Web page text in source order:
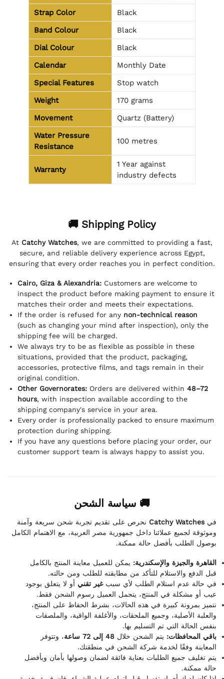
Strap Color
Black
Band Colour
Black
Dial Colour
Black
Calendar
Monthly Date
Special Features
Stop watch
Weight
170 grams
Movement
Quartz (Battery)
Water Pressure
Resistance
100 metres
Warranty
1 Year against
industry defects
🚚 Shipping Policy
At Catchy Watches, we are committed to providing a fast,
secure, and reliable delivery experience across Egypt,
ensuring that every order reaches you in perfect condition.
Cairo, Giza & Alexandria: Customers are welcome to
inspect the product before making payment to ensure it
matches their order and meets their expectations.
If the order is refused for any non-technical reason
(such as changing your mind after inspection), only the
shipping fee will be charged.
We always try to be as flexible as possible in these
situations, provided that the product, packaging,
accessories, protective films, and tags remain in their
original condition.
Other Governorates: Orders are delivered within 48–72
hours, with inspection available according to the
shipping company's service in your area.
Every order is professionally packed to ensure maximum
protection during shipping.
If you have any questions before placing your order, our
customer support team is always happy to assist you.
🚚 سياسة الشحن
فيCatchy Watches نحرص على تقديم تجربة شحن سريعة وآمنة
وموثوقة لجميع عملائنا داخل جمهورية مصر العربية، مع الاهتمام الكامل
بوصول الطلب بأفضل حالة ممكنة.
القاهرة والجيزة والإسكندرية: يمكن للعميل معاينة المنتج بالكامل
قبل الدفع والاستلام للتأكد من مطابقته للطلب ومن حالته.
في حالة عدم استلام الطلب لأي سببغير تقني أو لا يتعلق بوجود
عيب أو مشكلة في المنتج، يتحمل العميل رسوم الشحن فقط.
نتميز بمرونة كبيرة في هذه الحالات، بشرط الحفاظ على المنتج،
والعلبة الأصلية، وجميع الملحقات، والأغلفة الواقية، والملصقات
بنفس الحالة التي تم التسليم بها.
باقي المحافظات: يتم الشحن خلال 48 إلى 72 ساعة
، وتتوفر
المعاينة وفقًا لخدمة شركة الشحن في منطقتك.
يتم تغليف جميع الطلبات بعناية فائقة لضمان وصولها بأمان وبأفضل
حالة ممكنة.